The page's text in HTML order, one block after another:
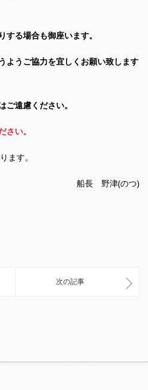
する場合も御座います。
ようご協力を宜しくお願い致します
ご遠慮ください。
さい。
ます。
船長 野津(のつ)
次の記事